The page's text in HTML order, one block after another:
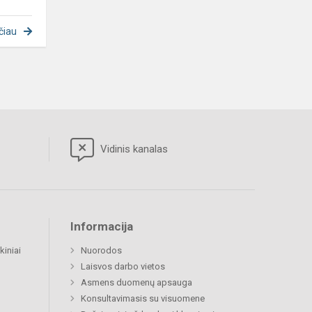
Vidinis kanalas
Informacija
Nuorodos
Laisvos darbo vietos
Asmens duomenų apsauga
Konsultavimasis su visuomene